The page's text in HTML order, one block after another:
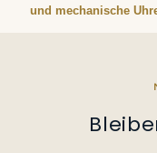
und mechanische